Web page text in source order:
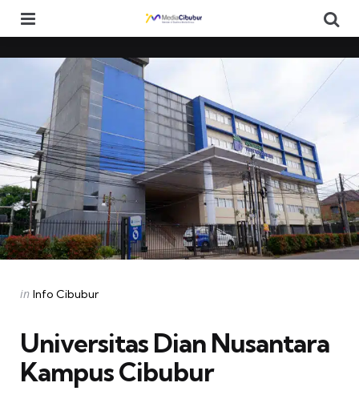
Categories
Posted
in Info Cibubur
Universitas Dian Nusantara
Kampus Cibubur